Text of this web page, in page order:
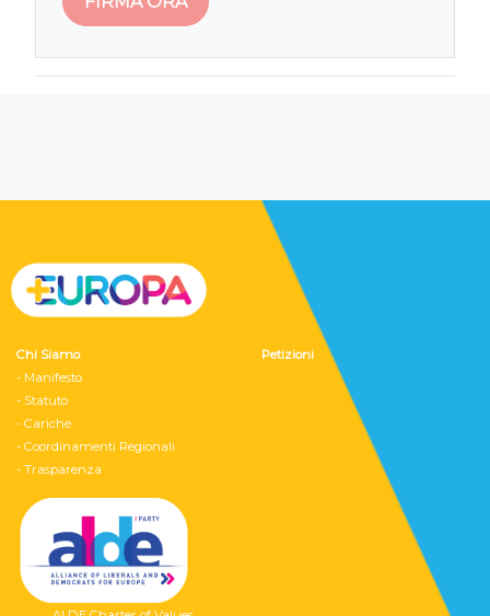
Chi Siamo
- Manifesto
- Statuto
- Cariche
- Coordinamenti Regionali
- Trasparenza
Petizioni